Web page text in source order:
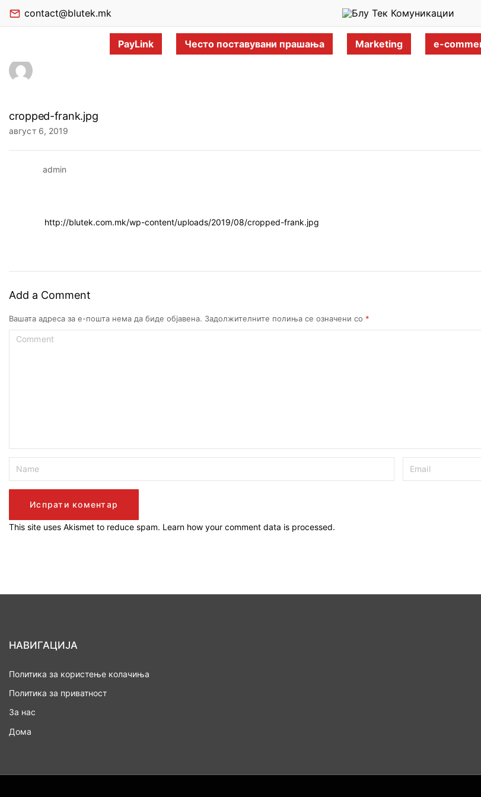
contact@blutek.mk
PayLink Често поставувани прашања Marketing e-
cropped-frank.jpg
август 6, 2019
admin
http://blutek.com.mk/wp-content/uploads/2019/08/cropped-frank.jpg
Add a Comment
Вашата адреса за е-пошта нема да биде објавена. Задолжителните полиња се означени со *
This site uses Akismet to reduce spam. Learn how your comment data is processed.
НАВИГАЦИЈА
Политика за користење колачиња
Политика за приватност
За нас
Дома